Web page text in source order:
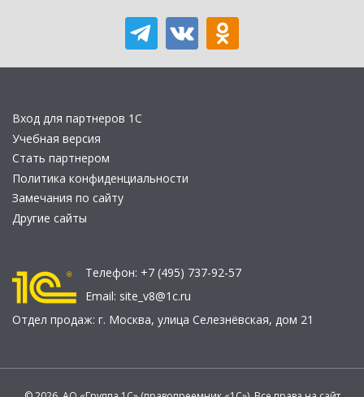
Вход для партнеров 1С
Учебная версия
Стать партнером
Политика конфиденциальности
Замечания по сайту
Другие сайты
Телефон: +7 (495) 737-92-57
Email: site_v8@1c.ru
Отдел продаж: г. Москва, улица Селезнёвская, дом 21